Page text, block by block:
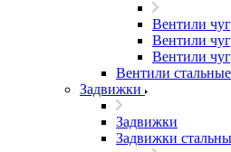
Вентили
Вентили
Вентили
Вентили стальные
Задвижки
Задвижки
Задвижки